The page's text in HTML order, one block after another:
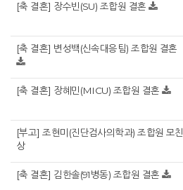
[축 결혼] 장수빈(SU) 조합원 결혼
[축 결혼] 변성백(신속대응팀) 조합원 결혼
[축 결혼] 장혜민(MICU) 조합원 결혼
[부고] 조현미(진단검사의학과) 조합원 모친
상
[축 결혼] 김한솔(91병동) 조합원 결혼